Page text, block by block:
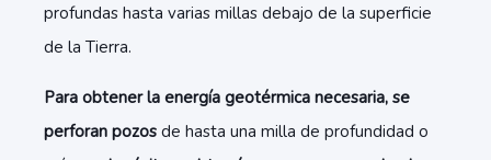
profundas hasta varias millas debajo de la superficie
de la Tierra.
Para obtener la energía geotérmica necesaria, se
perforan pozos de hasta una milla de profundidad o